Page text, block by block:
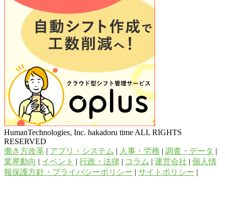
HumanTechnologies, Inc. hakadoru time ALL RIGHTS
RESERVED
働き方改革 | アプリ・システム | 人事・労務 | 調査・データ |
業界動向 | イベント | 行政・法律 | コラム | 運営会社 | 個人情
報保護方針・プライバシーポリシー | サイトポリシー |